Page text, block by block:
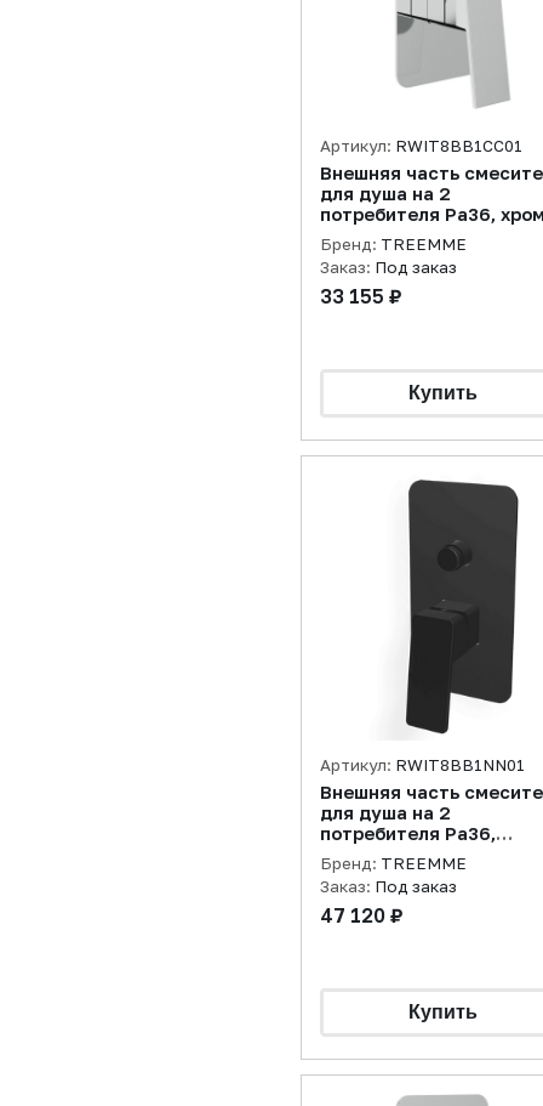
Артикул: RWIT8BB1CC01
Внешняя часть
для душа на 2
потребителя Pa36,
Бренд: TREEMME
Заказ: Под заказ
33 155 ₽
Артикул: RWIT8BB1NN01
Внешняя часть
для душа на 2
потребителя Pa36,
черный матовый
Бренд: TREEMME
Заказ: Под заказ
47 120 ₽